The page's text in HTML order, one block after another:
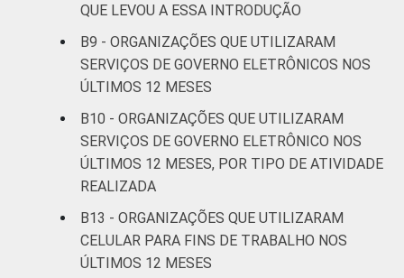
QUE LEVOU A ESSA INTRODUÇÃO
B9 - ORGANIZAÇÕES QUE UTILIZARAM
SERVIÇOS DE GOVERNO ELETRÔNICOS NOS
ÚLTIMOS 12 MESES
B10 - ORGANIZAÇÕES QUE UTILIZARAM
SERVIÇOS DE GOVERNO ELETRÔNICO NOS
ÚLTIMOS 12 MESES, POR TIPO DE ATIVIDADE
REALIZADA
B13 - ORGANIZAÇÕES QUE UTILIZARAM
CELULAR PARA FINS DE TRABALHO NOS
ÚLTIMOS 12 MESES